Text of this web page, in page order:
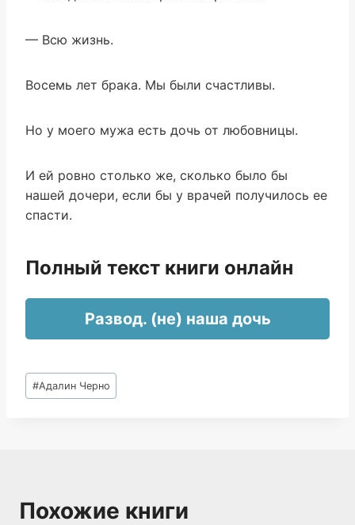
— Всю жизнь.
Восемь лет брака. Мы были счастливы.
Но у моего мужа есть дочь от любовницы.
И ей ровно столько же, сколько было бы
нашей дочери, если бы у врачей получилось ее
спасти.
Полный текст книги онлайн
Развод. (не) наша дочь
Метки
записи:
#Адалин Черно
Похожие книги